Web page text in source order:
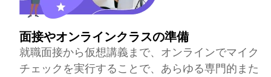
面接やオンラインクラスの準備
就職面接から仮想講義まで、オンラインでマイク
チェックを実行することで、あらゆる専門的また